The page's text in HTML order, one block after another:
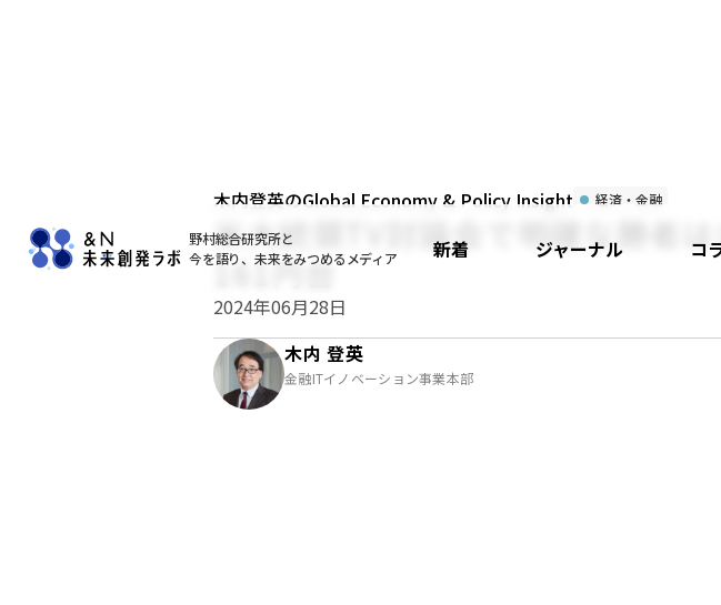
野村総合研究所と
今を語り、未来をみつめるメディア
新着 ジャーナル コ
木内登英のGlobal Economy & Policy Insight 経済・金融
米大統領TV討論会で明確な勝者
161円台
2024年06月28日
木内 登英
金融ITイノベーション事業本部